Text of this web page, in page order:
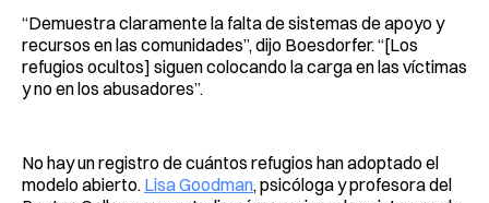
“Demuestra claramente la falta de sistemas de apoyo y
recursos en las comunidades”, dijo Boesdorfer. “[Los
refugios ocultos] siguen colocando la carga en las víctimas
y no en los abusadores”.
No hay un registro de cuántos refugios han adoptado el
modelo abierto. Lisa Goodman, psicóloga y profesora del